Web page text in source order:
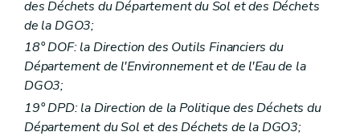
des Déchets du Département du Sol et des Déchets
de la DGO3;
18° DOF: la Direction des Outils Financiers du
Département de l'Environnement et de l'Eau de la
DGO3;
19° DPD: la Direction de la Politique des Déchets du
Département du Sol et des Déchets de la DGO3;